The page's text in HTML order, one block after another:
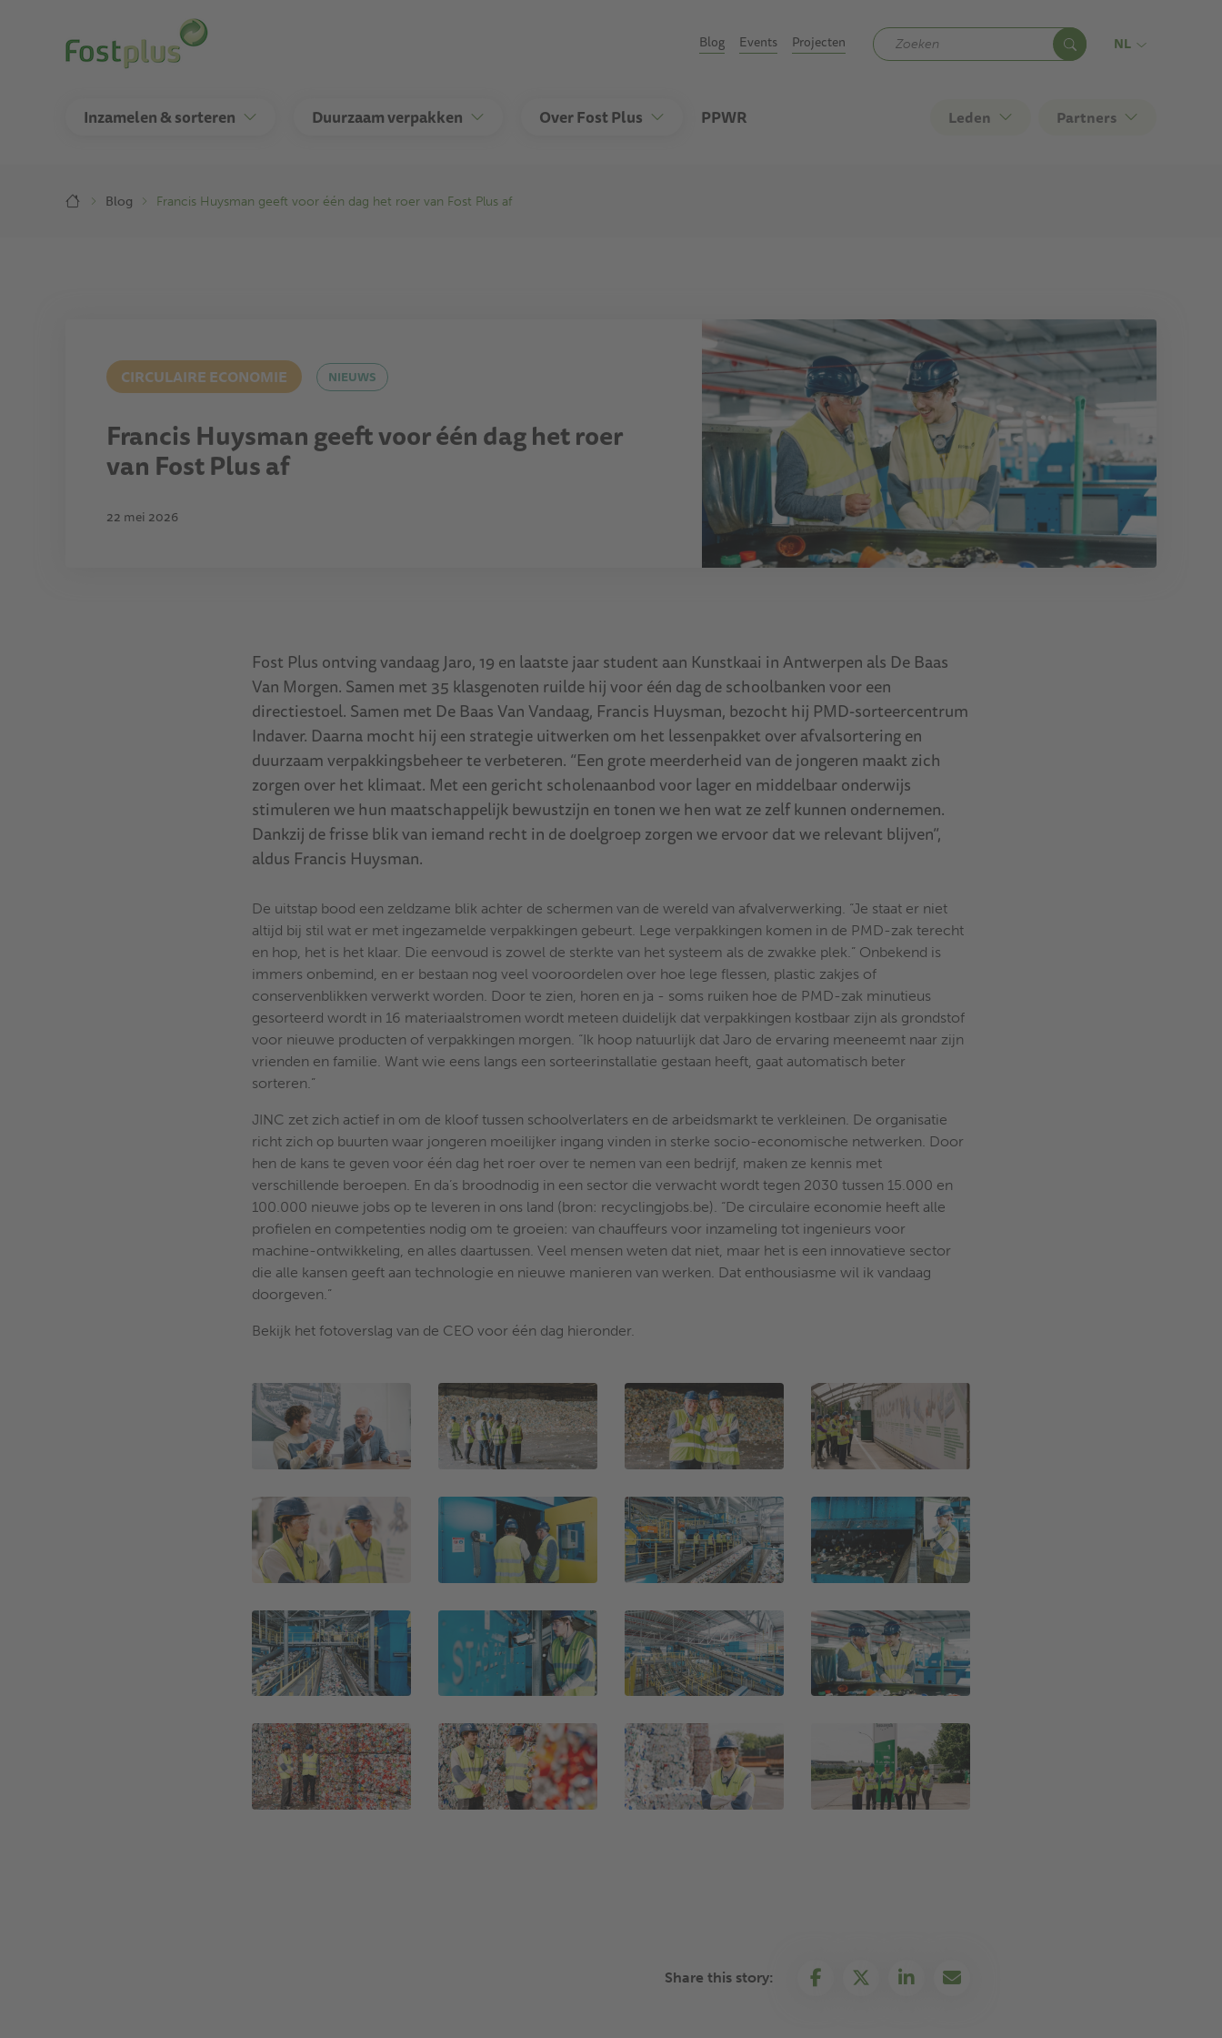
Secondary
Blog Events Projecten NL
Inzamelen & sorteren Duurzaam verpakken Over Fost Plus PPWR Leden Partners
Breadcrumb
Blog Francis Huysman geeft voor één dag het roer van Fost Plus af
CIRCULAIRE ECONOMIE NIEUWS
Francis Huysman geeft voor één dag het roer
van Fost Plus af
22 mei 2026
Fost Plus ontving vandaag Jaro, 19 en laatste jaar student aan Kunstkaai in Antwerpen als De Baas
Van Morgen. Samen met 35 klasgenoten ruilde hij voor één dag de schoolbanken voor een
directiestoel. Samen met De Baas Van Vandaag, Francis Huysman, bezocht hij PMD-sorteercentrum
Indaver. Daarna mocht hij een strategie uitwerken om het lessenpakket over afvalsortering en
duurzaam verpakkingsbeheer te verbeteren. “Een grote meerderheid van de jongeren maakt zich
zorgen over het klimaat. Met een gericht scholenaanbod voor lager en middelbaar onderwijs
stimuleren we hun maatschappelijk bewustzijn en tonen we hen wat ze zelf kunnen ondernemen.
Dankzij de frisse blik van iemand recht in de doelgroep zorgen we ervoor dat we relevant blijven”,
aldus Francis Huysman.
De uitstap bood een zeldzame blik achter de schermen van de wereld van afvalverwerking. “Je staat er niet
altijd bij stil wat er met ingezamelde verpakkingen gebeurt. Lege verpakkingen komen in de PMD-zak terecht
en hop, het is het klaar. Die eenvoud is zowel de sterkte van het systeem als de zwakke plek.” Onbekend is
immers onbemind, en er bestaan nog veel vooroordelen over hoe lege flessen, plastic zakjes of
conservenblikken verwerkt worden. Door te zien, horen en ja - soms ruiken hoe de PMD-zak minutieus
gesorteerd wordt in 16 materiaalstromen wordt meteen duidelijk dat verpakkingen kostbaar zijn als grondstof
voor nieuwe producten of verpakkingen morgen. “Ik hoop natuurlijk dat Jaro de ervaring meeneemt naar zijn
vrienden en familie. Want wie eens langs een sorteerinstallatie gestaan heeft, gaat automatisch beter
sorteren.”
JINC zet zich actief in om de kloof tussen schoolverlaters en de arbeidsmarkt te verkleinen. De organisatie
richt zich op buurten waar jongeren moeilijker ingang vinden in sterke socio-economische netwerken. Door
hen de kans te geven voor één dag het roer over te nemen van een bedrijf, maken ze kennis met
verschillende beroepen. En da’s broodnodig in een sector die verwacht wordt tegen 2030 tussen 15.000 en
100.000 nieuwe jobs op te leveren in ons land (bron: recyclingjobs.be). “De circulaire economie heeft alle
profielen en competenties nodig om te groeien: van chauffeurs voor inzameling tot ingenieurs voor
machine-ontwikkeling, en alles daartussen. Veel mensen weten dat niet, maar het is een innovatieve sector
die alle kansen geeft aan technologie en nieuwe manieren van werken. Dat enthousiasme wil ik vandaag
doorgeven.”
Bekijk het fotoverslag van de CEO voor één dag hieronder.
Share this story: